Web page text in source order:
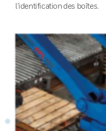
l’identification des boîtes.